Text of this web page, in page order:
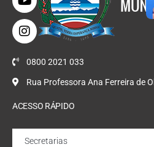
0800 2021 033
Rua Professora Ana Ferreira de
ACESSO RÁPIDO
Secretarias